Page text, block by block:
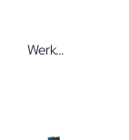
Werkmeister Sitty SchlafTraum Nackenstützkissen